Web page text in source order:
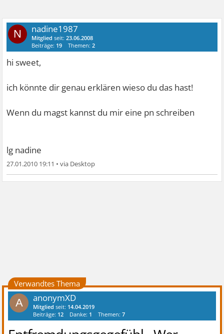
N nadine1987
Mitglied seit:23.06.2008
Beiträge: 19 Themen:2
hi sweet,
ich könnte dir genau erklären wieso du das hast!
Wenn du magst kannst du mir eine pn schreiben
lg nadine
27.01.2010 19:11 •
Verwandtes Thema
A anonymXD
Mitglied seit: 14.04.2019
Beiträge: 12 Danke: 1 Themen:7